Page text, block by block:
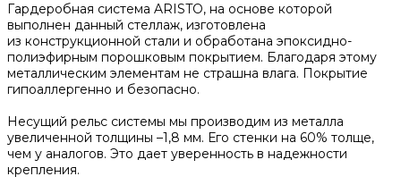
Гардеробная система ARISTO, на основе которой
выполнен данный стеллаж, изготовлена
из конструкционной стали и обработана эпоксидно-
полиэфирным порошковым покрытием. Благодаря этому
металлическим элементам не страшна влага. Покрытие
гипоаллергенно и безопасно.
Несущий рельс системы мы производим из металла
увеличенной толщины –1,8 мм. Его стенки на 60% толще,
чем у аналогов. Это дает уверенность в надежности
крепления.